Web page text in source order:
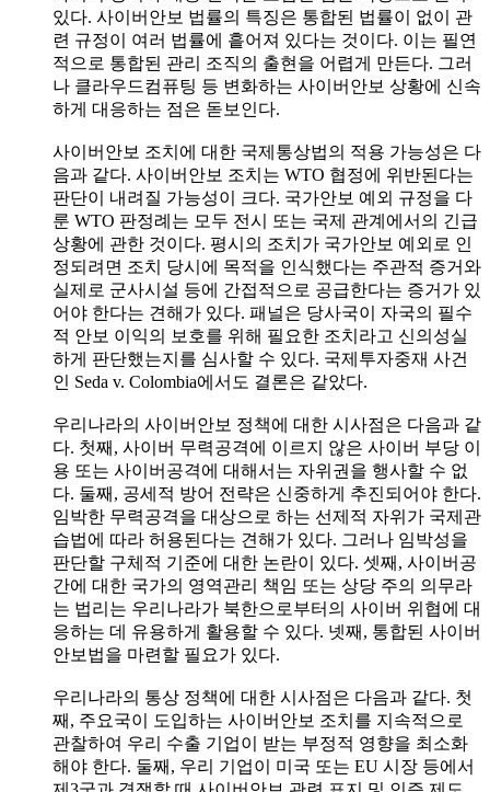
있다. 사이버안보 법률의 특징은 통합된 법률이 없이 관
련 규정이 여러 법률에 흩어져 있다는 것이다. 이는 필연
적으로 통합된 관리 조직의 출현을 어렵게 만든다. 그러
나 클라우드컴퓨팅 등 변화하는 사이버안보 상황에 신속
하게 대응하는 점은 돋보인다.
사이버안보 조치에 대한 국제통상법의 적용 가능성은 다
음과 같다. 사이버안보 조치는 WTO 협정에 위반된다는
판단이 내려질 가능성이 크다. 국가안보 예외 규정을 다
룬 WTO 판정례는 모두 전시 또는 국제 관계에서의 긴급
상황에 관한 것이다. 평시의 조치가 국가안보 예외로 인
정되려면 조치 당시에 목적을 인식했다는 주관적 증거와
실제로 군사시설 등에 간접적으로 공급한다는 증거가 있
어야 한다는 견해가 있다. 패널은 당사국이 자국의 필수
적 안보 이익의 보호를 위해 필요한 조치라고 신의성실
하게 판단했는지를 심사할 수 있다. 국제투자중재 사건
인 Seda v. Colombia에서도 결론은 같았다.
우리나라의 사이버안보 정책에 대한 시사점은 다음과 같
다. 첫째, 사이버 무력공격에 이르지 않은 사이버 부당 이
용 또는 사이버공격에 대해서는 자위권을 행사할 수 없
다. 둘째, 공세적 방어 전략은 신중하게 추진되어야 한다.
임박한 무력공격을 대상으로 하는 선제적 자위가 국제관
습법에 따라 허용된다는 견해가 있다. 그러나 임박성을
판단할 구체적 기준에 대한 논란이 있다. 셋째, 사이버공
간에 대한 국가의 영역관리 책임 또는 상당 주의 의무라
는 법리는 우리나라가 북한으로부터의 사이버 위협에 대
응하는 데 유용하게 활용할 수 있다. 넷째, 통합된 사이버
안보법을 마련할 필요가 있다.
우리나라의 통상 정책에 대한 시사점은 다음과 같다. 첫
째, 주요국이 도입하는 사이버안보 조치를 지속적으로
관찰하여 우리 수출 기업이 받는 부정적 영향을 최소화
해야 한다. 둘째, 우리 기업이 미국 또는 EU 시장 등에서